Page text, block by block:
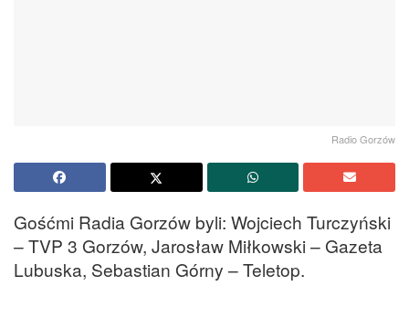
Radio Gorzów
Gośćmi Radia Gorzów byli: Wojciech Turczyński
– TVP 3 Gorzów, Jarosław Miłkowski – Gazeta
Lubuska, Sebastian Górny – Teletop.